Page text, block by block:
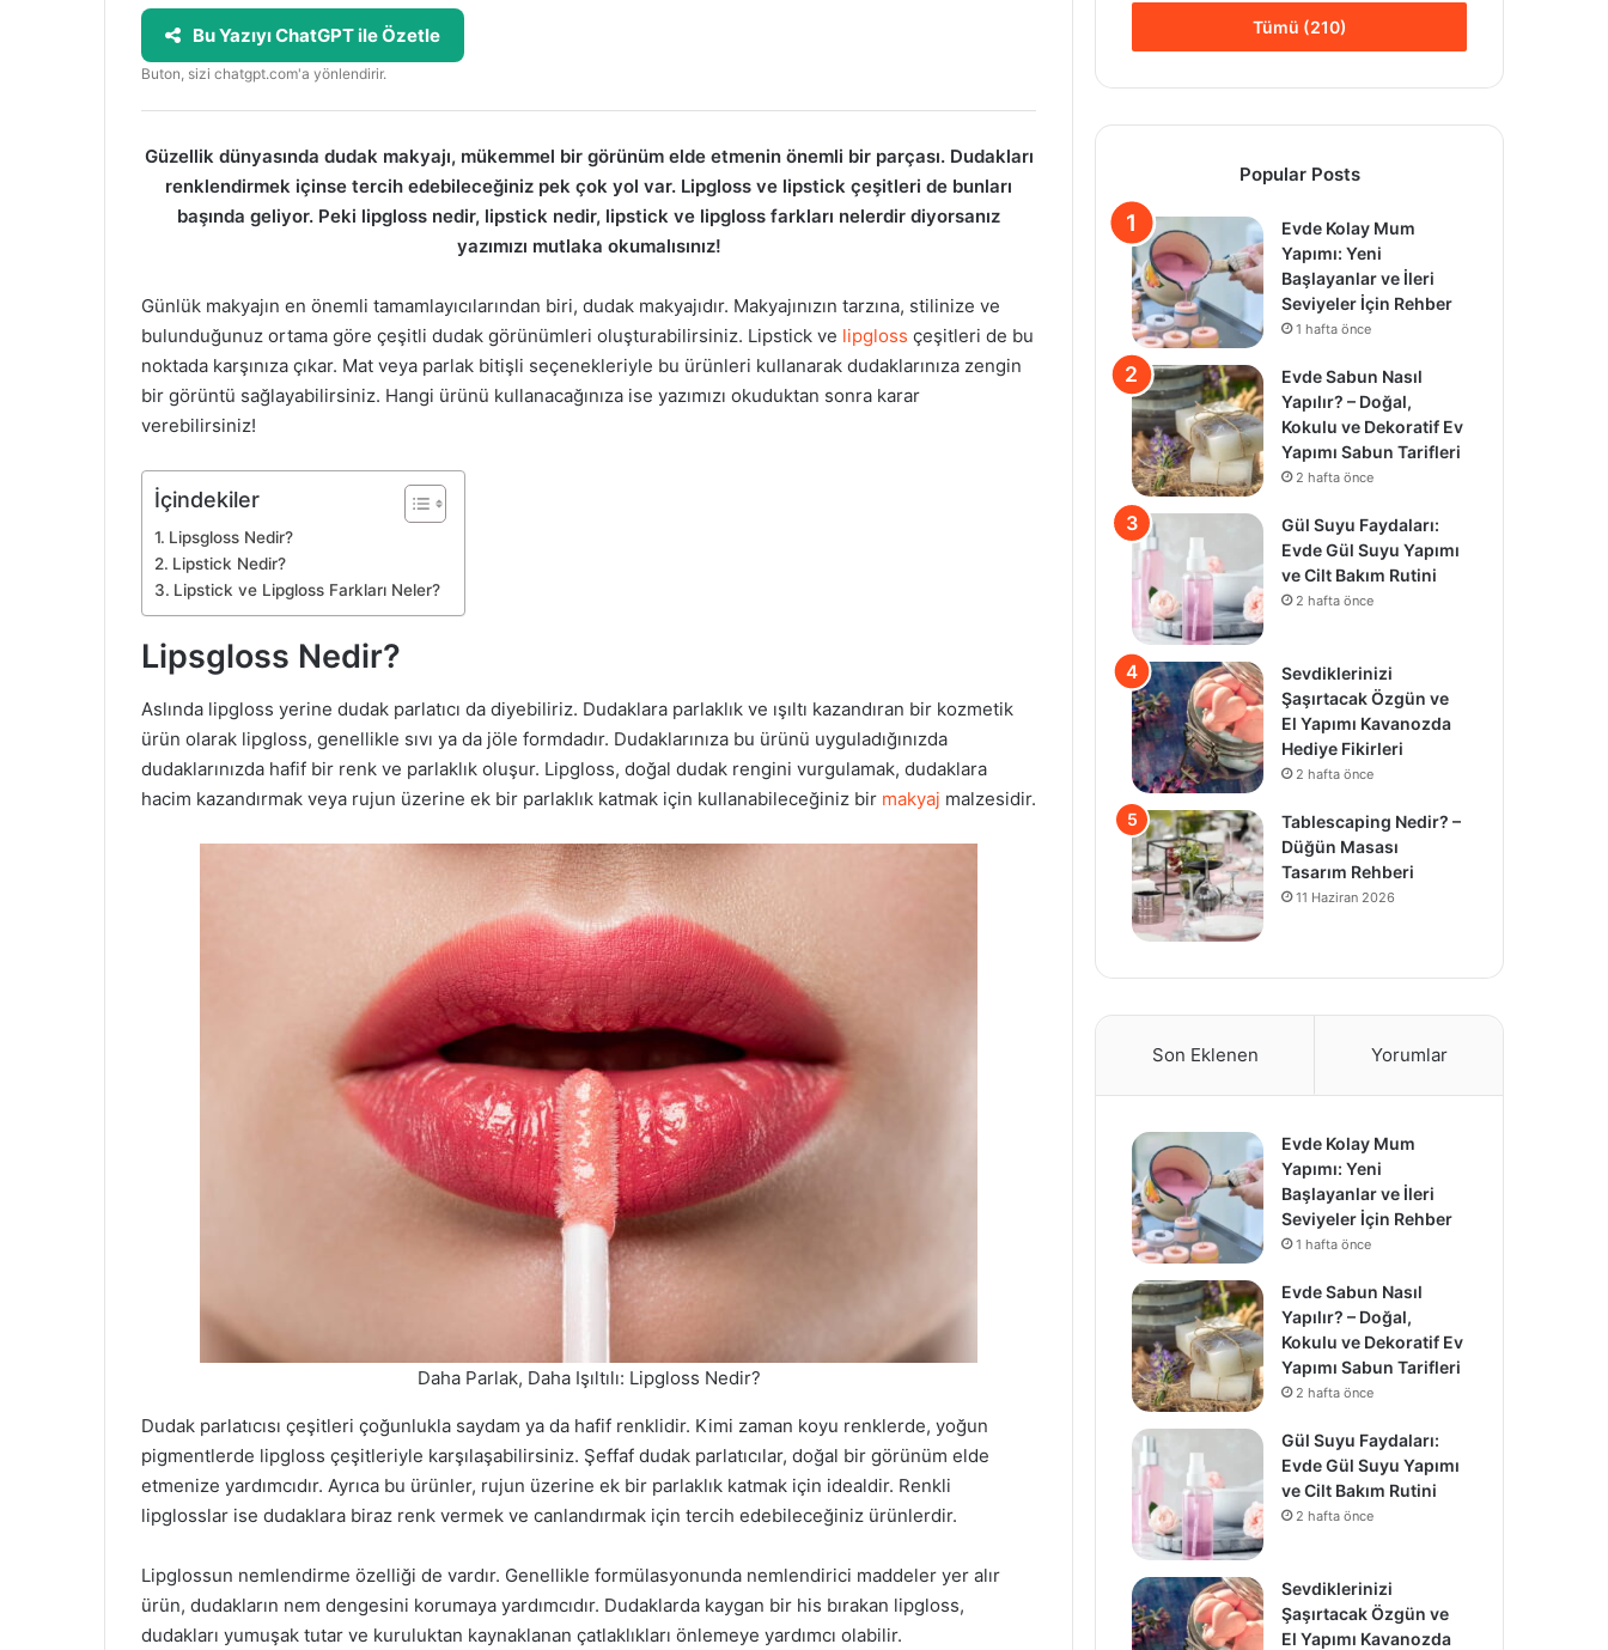
Bu Yazıyı ChatGPT ile Özetle
Buton, sizi chatgpt.com'a yönlendirir.
Güzellik dünyasında dudak makyajı, mükemmel bir görünüm elde etmenin önemli bir parçası. Dudakları
renklendirmek içinse tercih edebileceğiniz pek çok yol var. Lipgloss ve lipstick çeşitleri de bunları
başında geliyor. Peki lipgloss nedir, lipstick nedir, lipstick ve lipgloss farkları nelerdir diyorsanız
yazımızı mutlaka okumalısınız!
Günlük makyajın en önemli tamamlayıcılarından biri, dudak makyajıdır. Makyajınızın tarzına, stilinize ve
bulunduğunuz ortama göre çeşitli dudak görünümleri oluşturabilirsiniz. Lipstick ve lipgloss çeşitleri de bu
noktada karşınıza çıkar. Mat veya parlak bitişli seçenekleriyle bu ürünleri kullanarak dudaklarınıza zengin
bir görüntü sağlayabilirsiniz. Hangi ürünü kullanacağınıza ise yazımızı okuduktan sonra karar
verebilirsiniz!
İçindekiler
Lipsgloss Nedir?
Lipstick Nedir?
Lipstick ve Lipgloss Farkları Neler?
Lipsgloss Nedir?
Aslında lipgloss yerine dudak parlatıcı da diyebiliriz. Dudaklara parlaklık ve ışıltı kazandıran bir kozmetik
ürün olarak lipgloss, genellikle sıvı ya da jöle formdadır. Dudaklarınıza bu ürünü uyguladığınızda
dudaklarınızda hafif bir renk ve parlaklık oluşur. Lipgloss, doğal dudak rengini vurgulamak, dudaklara
hacim kazandırmak veya rujun üzerine ek bir parlaklık katmak için kullanabileceğiniz bir makyaj malzesidir.
Daha Parlak, Daha Işıltılı: Lipgloss Nedir?
Dudak parlatıcısı çeşitleri çoğunlukla saydam ya da hafif renklidir. Kimi zaman koyu renklerde, yoğun
pigmentlerde lipgloss çeşitleriyle karşılaşabilirsiniz. Şeffaf dudak parlatıcılar, doğal bir görünüm elde
etmenize yardımcıdır. Ayrıca bu ürünler, rujun üzerine ek bir parlaklık katmak için idealdir. Renkli
lipglosslar ise dudaklara biraz renk vermek ve canlandırmak için tercih edebileceğiniz ürünlerdir.
Lipglossun nemlendirme özelliği de vardır. Genellikle formülasyonunda nemlendirici maddeler yer alır
ürün, dudakların nem dengesini korumaya yardımcıdır. Dudaklarda kaygan bir his bırakan lipgloss,
dudakları yumuşak tutar ve kuruluktan kaynaklanan çatlaklıkları önlemeye yardımcı olabilir.
Tümü (210)
Popular Posts
Evde Kolay Mum
Yapımı: Yeni
Başlayanlar ve İleri
Seviyeler İçin Rehber
1 hafta önce
Evde Sabun Nasıl
Yapılır? – Doğal,
Kokulu ve Dekoratif Ev
Yapımı Sabun Tarifleri
2 hafta önce
Gül Suyu Faydaları:
Evde Gül Suyu Yapımı
ve Cilt Bakım Rutini
2 hafta önce
Sevdiklerinizi
Şaşırtacak Özgün ve
El Yapımı Kavanozda
Hediye Fikirleri
2 hafta önce
Tablescaping Nedir? –
Düğün Masası
Tasarım Rehberi
11 Haziran 2026
Son Eklenen Yorumlar
Evde Kolay Mum
Yapımı: Yeni
Başlayanlar ve İleri
Seviyeler İçin Rehber
1 hafta önce
Evde Sabun Nasıl
Yapılır? – Doğal,
Kokulu ve Dekoratif Ev
Yapımı Sabun Tarifleri
2 hafta önce
Gül Suyu Faydaları:
Evde Gül Suyu Yapımı
ve Cilt Bakım Rutini
2 hafta önce
Sevdiklerinizi
Şaşırtacak Özgün ve
El Yapımı Kavanozda